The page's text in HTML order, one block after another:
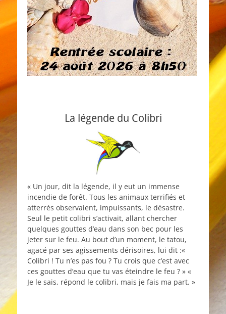
La légende du Colibri
« Un jour, dit la légende, il y eut un immense
incendie de forêt. Tous les animaux terrifiés et
atterrés observaient, impuissants, le désastre.
Seul le petit colibri s’activait, allant chercher
quelques gouttes d’eau dans son bec pour les
jeter sur le feu. Au bout d’un moment, le tatou,
agacé par ses agissements dérisoires, lui dit :«
Colibri ! Tu n’es pas fou ? Tu crois que c’est avec
ces gouttes d’eau que tu vas éteindre le feu ? » «
Je le sais, répond le colibri, mais je fais ma part. »